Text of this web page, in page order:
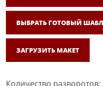
ВЫБРАТЬ ГОТОВЫЙ
ЗАГРУЗИТЬ МАКЕТ
Количество разворотов: